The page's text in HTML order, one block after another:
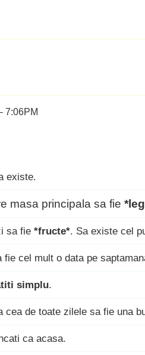
7:06PM
existe.
masa principala sa fie
sa fie *fructe*. Sa existe cel
fie cel mult o data pe
simplu.
cea de toate zilele sa fie una
ca acasa.